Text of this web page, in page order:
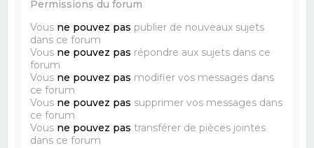
Permissions du forum
Vous ne pouvez pas publier de nouveaux sujets
dans ce forum
Vous ne pouvez pas répondre aux sujets dans ce
forum
Vous ne pouvez pas modifier vos messages dans
ce forum
Vous ne pouvez pas supprimer vos messages dans
ce forum
Vous ne pouvez pas transférer de pièces jointes
dans ce forum